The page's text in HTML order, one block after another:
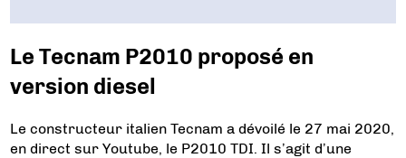
Le Tecnam P2010 proposé en
version diesel
Le constructeur italien Tecnam a dévoilé le 27 mai 2020,
en direct sur Youtube, le P2010 TDI. Il s’agit d’une